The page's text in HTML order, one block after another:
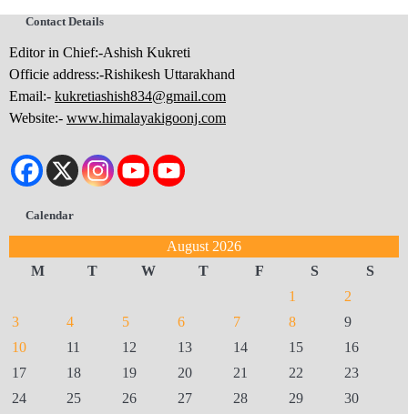
Contact Details
Editor in Chief:-Ashish Kukreti
Officie address:-Rishikesh Uttarakhand
Email:- kukretiashish834@gmail.com
Website:- www.himalayakigoonj.com
Calendar
August 2026
M
T W T F S
S
1
2
3
4 5 6 7 8
9
10
11 12 13 14 15
16
17
18 19 20 21 22
23
24
25 26 27 28 29
30